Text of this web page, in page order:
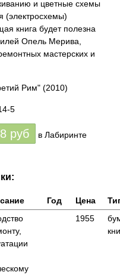
и цветные схемы
(электросхемы)
книга будет полезна
Опель Мерива,
мастерских и
Рим" (2010)
5
руб в Лабиринте
Год Цена
1955